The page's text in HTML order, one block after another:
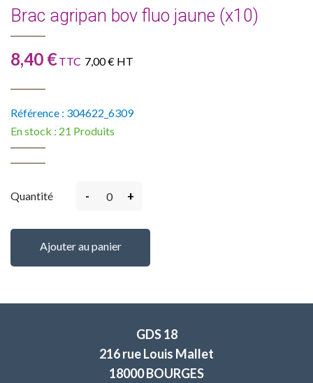
Brac agripan bov fluo jaune (x10)
8,40 €TTC 7,00 € HT
Référence : 304622_6309
En stock : 21 Produits
Quantité - +
Ajouter au panier
GDS 18
216 rue Louis Mallet
18000 BOURGES